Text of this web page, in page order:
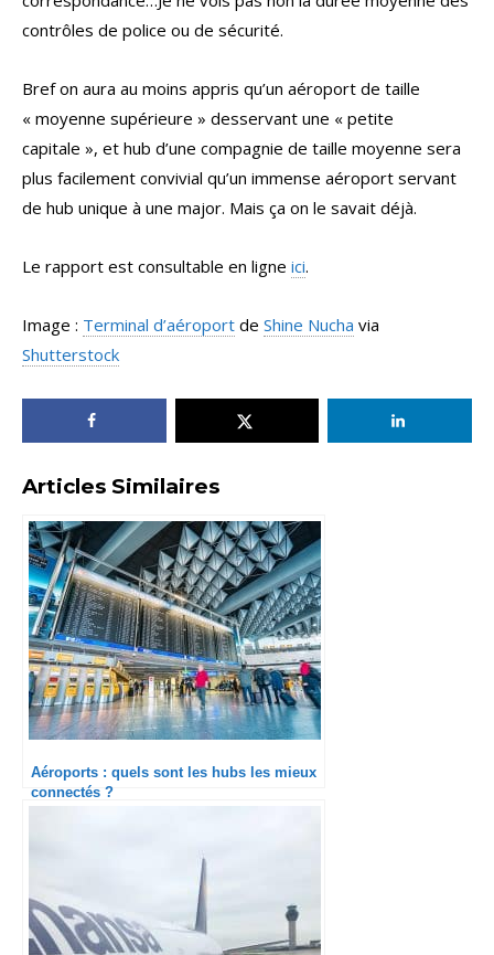
contrôles de police ou de sécurité.
Bref on aura au moins appris qu’un aéroport de taille
« moyenne supérieure » desservant une « petite
capitale », et hub d’une compagnie de taille moyenne sera
plus facilement convivial qu’un immense aéroport servant
de hub unique à une major. Mais ça on le savait déjà.
Le rapport est consultable en ligne ici.
Image : Terminal d’aéroport de Shine Nucha via
Shutterstock
Articles Similaires
Aéroports : quels sont les hubs les mieux
connectés ?